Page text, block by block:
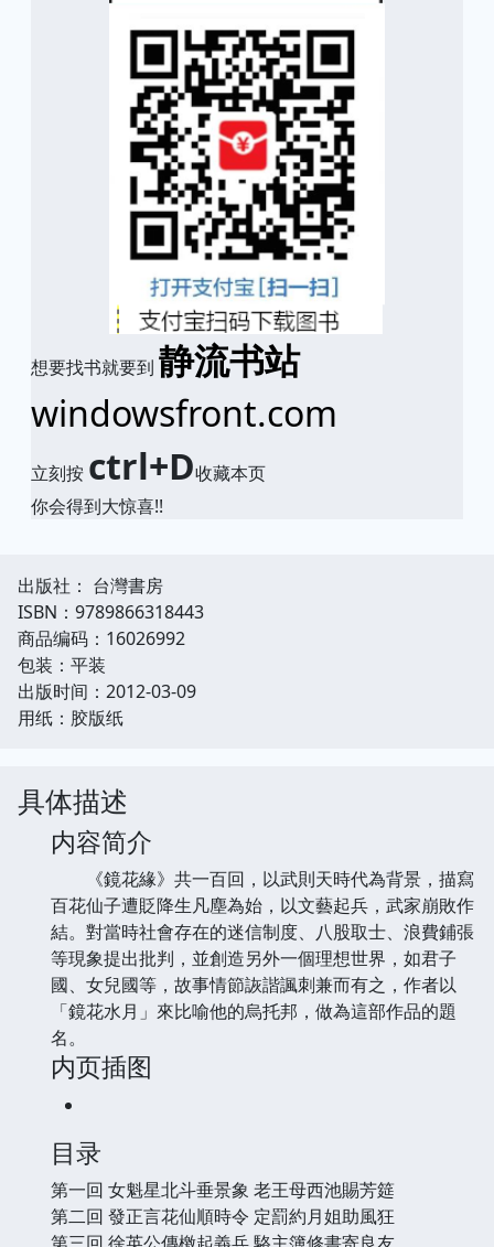
想要找书就要到 静流书站
windowsfront.com
立刻按 ctrl+D收藏本页
你会得到大惊喜!!
出版社： 台灣書房
ISBN：9789866318443
商品编码：16026992
包装：平装
出版时间：2012-03-09
用纸：胶版纸
具体描述
内容简介
《鏡花緣》共一百回，以武則天時代為背景，描寫
百花仙子遭貶降生凡塵為始，以文藝起兵，武家崩敗作
結。對當時社會存在的迷信制度、八股取士、浪費鋪張
等現象提出批判，並創造另外一個理想世界，如君子
國、女兒國等，故事情節詼諧諷刺兼而有之，作者以
「鏡花水月」來比喻他的烏托邦，做為這部作品的題
名。
内页插图
目录
第一回 女魁星北斗垂景象 老王母西池賜芳筵
第二回 發正言花仙順時令 定罰約月姐助風狂